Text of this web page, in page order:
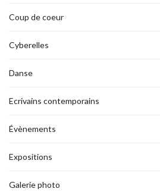
Coup de coeur
Cyberelles
Danse
Ecrivains contemporains
Évènements
Expositions
Galerie photo